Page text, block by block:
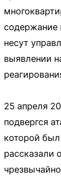
содержание
несут
выявлении
25 апреля
подвергся
которой
рассказали